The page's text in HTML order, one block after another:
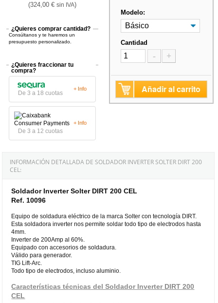
(324,00 €sin IVA)
¿Quieres comprar cantidad?
Consúltanos y te haremos un
presupuesto personalizado.
¿Quieres fraccionar tu
compra?
De 3 a 18 cuotas
+ Info
De 3 a 12 cuotas
+ Info
Modelo:
Cantidad
- +
Añadir al carrito
INFORMACIÓN DETALLADA DE SOLDADOR INVERTER SOLTER DIRT 200
CEL:
Soldador Inverter Solter DIRT 200 CEL
Ref. 10096
Equipo de soldadura eléctrico de la marca Solter con tecnología DIRT.
Esta soldadora inverter nos permite soldar todo tipo de electrodos hasta
4mm.
Inverter de 200Amp al 60%.
Equipado con accesorios de soldadura.
Válido para generador.
TIG Lift-Arc.
Todo tipo de electrodos, incluso aluminio.
Características técnicas del Soldador Inverter DIRT 200
CEL